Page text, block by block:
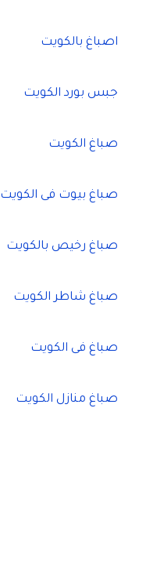
اصباغ بالكويت
جبس بورد الكويت
صباغ الكويت
صباغ بيوت فى الكويت
صباغ رخيص بالكويت
صباغ شاطر الكويت
صباغ فى الكويت
صباغ منازل الكويت